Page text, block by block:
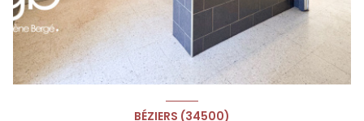
BÉZIERS (34500)